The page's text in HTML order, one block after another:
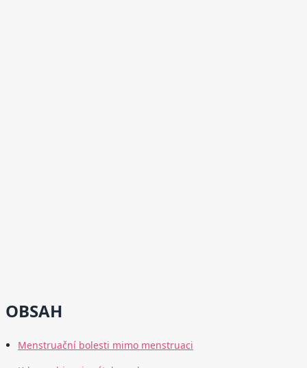
OBSAH
Menstruační bolesti mimo menstruaci